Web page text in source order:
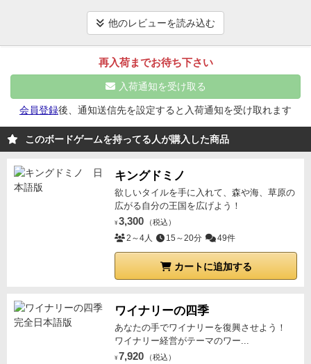
と、サーガランドやドラダもやってたかな…。うさか
めとアンカバは、工作用紙でオリジナルのボードを自
作して遊びました。いい思い出です。
８点で３位と４位でした。プレイヤー間の絡みは相
当だし、特にカードでイベントもあるわけでもないで
すが、面白さは鉄板です。また、このゲームを繰り返
しプレイしたいと思います。
珍しくノリノリプレイで不敵な笑いを浮かべられ
だけのゲームかー、と敬遠してたけど
「オレも、悪徳業者やで、このビルはオレのモノ」と
ゲラゲラ笑いながら、嫁さんとオレのビル争奪戦に
参加してきてしかも、ちゃっかり自分は、あるエリア
にビルを建てまくり、エリア1つ独占状態息子にも点
差をあけられ意地になって最後は一番高いビルを自分
がってみたものの結局1位は嫁さんで、ドベは僕にな
ってしまいました。 やべー、なんか楽しいぞ、このゲ
こーゆう簡単ルールで、感情移入できて
いて、色々戦略を考えれるゲームって
7歳の子でも十分楽しめるゲーム
てか、子供に負けたし。ただ、各ビルの長さ
を見るのに、ちょっとわかりにくいのが難点かな
も、慣れたら、特に気にはなりませんでした。
新版には（旧版にあるか謎）上級ルールがあって、
れが各ラウンドの得点計算に、
他のレビューを読み込む
再入荷までお待ち下さい
入荷通知を受け取る
会員登録後、通知送信先を設定すると入荷通知を受け取れます
このボードゲームを持ってる人が購入した商品
キングドミノ
欲しいタイルを手に入れて、森や海、草原の
広がる自分の王国を広げよう！
¥ 3,300 （税込）
2～4人 15～20分 49件
カートに追加する
ワイナリーの四季
あなたの手でワイナリーを復興させよう！
ワイナリー経営がテーマのワー...
¥ 7,920 （税込）